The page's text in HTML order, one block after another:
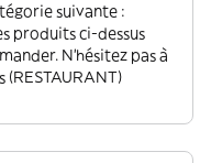
suivante :
produits ci-dessus
N'hésitez pas à